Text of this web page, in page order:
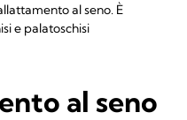
al seno. È
e palatoschisi
al seno